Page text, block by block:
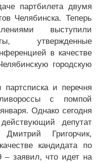
партбилета двумя
Челябинска. Теперь
выступили
утвержденные
в качестве
городскую
и перечня
с помпой
Однако сегодня
депутат
Дмитрий Григорчик,
кандидата по
– заявил, что идет на